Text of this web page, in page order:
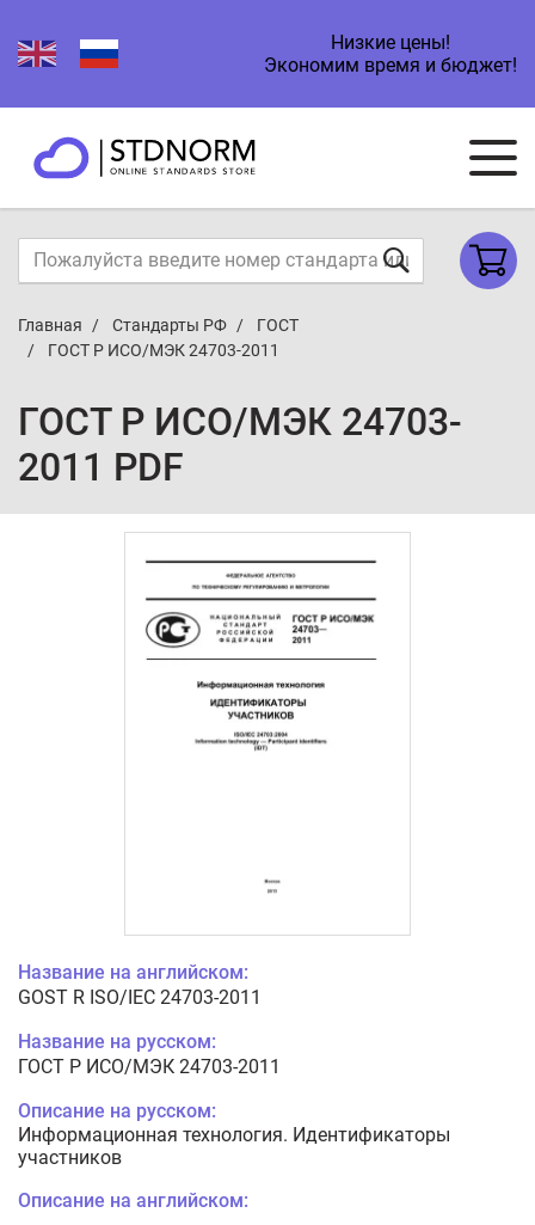
Низкие цены!
Экономим время и бюджет!
Главная Стандарты РФ
ГОСТ
ГОСТ Р ИСО/МЭК 24703-2011
ГОСТ Р ИСО/МЭК 24703-
2011 PDF
Название на английском:
GOST R ISO/IEC 24703-2011
Название на русском:
ГОСТ Р ИСО/МЭК 24703-2011
Описание на русском:
Информационная технология. Идентификаторы
участников
Описание на английском: